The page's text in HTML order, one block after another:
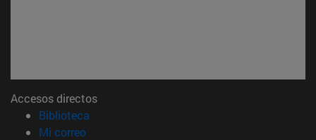
Accesos directos
Biblioteca
Mi correo(abre en nueva ventana)